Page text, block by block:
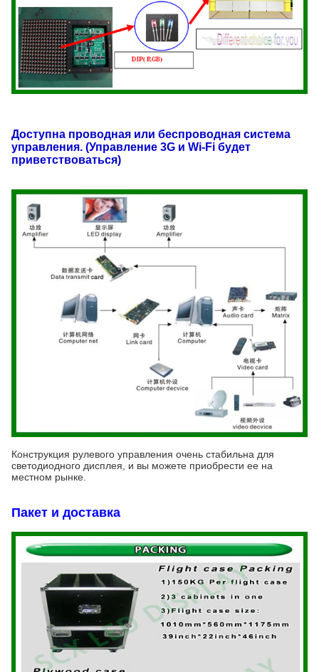
Доступна проводная или беспроводная система
управления. (Управление 3G и Wi-Fi будет
приветствоваться)
Конструкция рулевого управления очень стабильна для
светодиодного дисплея, и вы можете приобрести ее на
местном рынке.
Пакет и доставка